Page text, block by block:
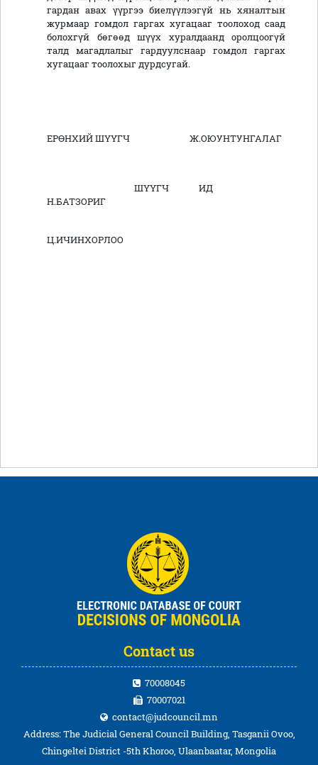
гардан авах үүргээ биелүүлээгүй нь хяналтын
журмаар гомдол гаргах хугацааг тоолоход саад
болохгүй бөгөөд шүүх хуралдаанд оролцоогүй
талд магадлалыг гардуулснаар гомдол гаргах
хугацааг тоолохыг дурдсугай.
ЕРӨНХИЙ ШҮҮГЧ Ж.ОЮУНТУНГАЛАГ
ШҮҮГЧ ИД
Н.БАТЗОРИГ
Ц.ИЧИНХОРЛОО
Contact us
70008045
70007021
contact@judcouncil.mn
Address: The Judicial General Council Building, Tasganii Ovoo,
Chingeltei District -5th Khoroo, Ulaanbaatar, Mongolia